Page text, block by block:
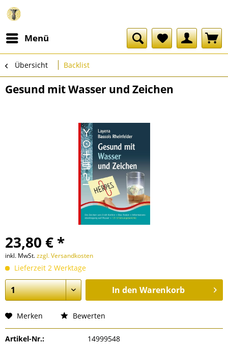
Menü
Übersicht Backlist
Gesund mit Wasser und Zeichen
23,80 € *
inkl. MwSt.zzgl. Versandkosten
Lieferzeit 2 Werktage
In den Warenkorb
Merken Bewerten
Artikel-Nr.: 14999548